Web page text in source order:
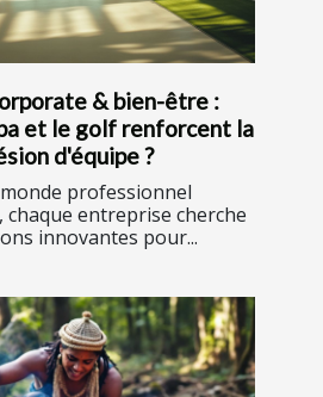
& bien-être :
et le golf renforcent la
d'équipe ?
professionnel
chaque entreprise cherche
innovantes pour...